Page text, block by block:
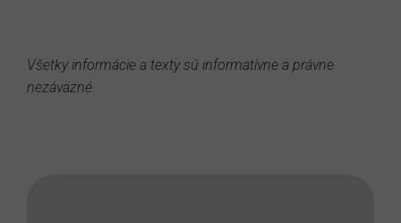
Všetky informácie a texty sú informatívne a právne
nezáväzné.